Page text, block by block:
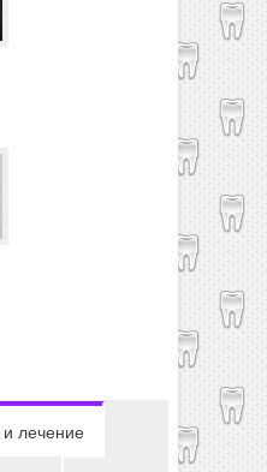
лечение